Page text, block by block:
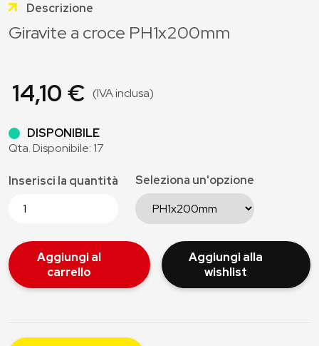
Descrizione
Giravite a croce PH1x200mm
14,10 € (IVA inclusa)
DISPONIBILE
Qta. Disponibile: 17
Inserisci la quantità Seleziona un'opzione
Aggiungi al
carrello
Aggiungi alla
wishlist